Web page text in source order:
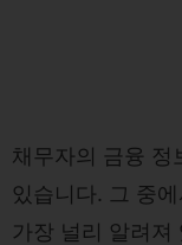
채무자의 금융 정
있습니다. 그 중
가장 널리 알려져